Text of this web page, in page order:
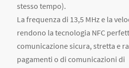
stesso tempo).
La frequenza di 13,5 MHz e la
rendono la tecnologia NFC
comunicazione sicura, stretta e
pagamenti o di comunicazioni di